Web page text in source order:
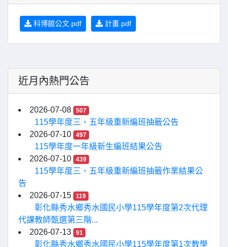
科博館公文.pdf 計畫.pdf
近月內熱門公告
2026-07-08 507
115學年度三、五年級重新編班抽籤公告
2026-07-10
497
115學年度一年級新生編班結果公告
2026-07-10
439
115學年度三、五年級重新編班抽籤作業結果公
告
2026-07-15
119
彰化縣秀水鄉秀水國民小學115學年度第2次代理
代課教師甄選第三階...
2026-07-13
91
彰化縣秀水鄉秀水國民小學115學年度第1次教學